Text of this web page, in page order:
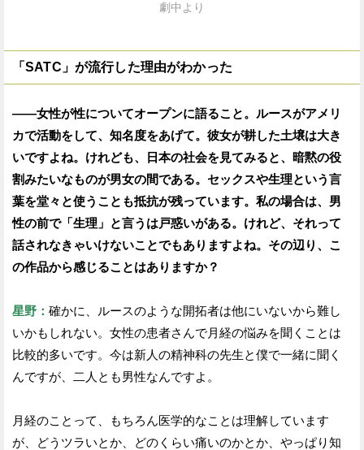
劇中より
「SATC」が流行した理由がわかった
——女性が性についてオープンに語ること。ルースがアメリ
カで活動をして、知名度をあげて。彼女が耕した土壌は大き
いですよね。けれども、日本の社会を見てみると、暗黙の役
割みたいなものが男女の間である。セックスや生理という言
葉を堂々と使うことも抵抗が残っています。私の場合は、男
性の前で「生理」と言うは戸惑いがある。けれど、それって
話されなきゃいけないことでもありますよね。その辺り、こ
の作品から感じることはありますか？
星野： 確かに、ルースのような開拓者は他にいないから難し
いかもしれない。女性の患者さんで月経の悩みを聞くことは
比較的多いです。今は新人の精神科の先生と僕で一緒に聞く
んですが、二人とも男性なんですよ。
月経のことって、もちろん医学的なことは理解しています
が、どうツラいとか、どのくらい痛いのかとか、やっぱり知